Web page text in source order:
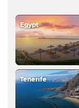
Egypt
Tenerife